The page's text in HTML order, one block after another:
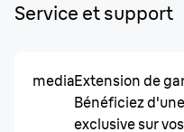
Service et support
mediaExtension de
Bénéficiez
exclusive sur